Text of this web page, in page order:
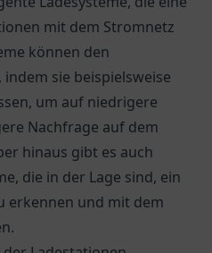
mit dem Stromnetz
können den
sie beispielsweise
um auf niedrigere
Nachfrage auf dem
hinaus gibt es auch
die in der Lage sind, ein
erkennen und mit dem